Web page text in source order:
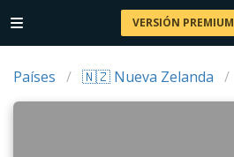
VERSIÓN PREMIUM
Países 🇳🇿 Nueva Zelanda